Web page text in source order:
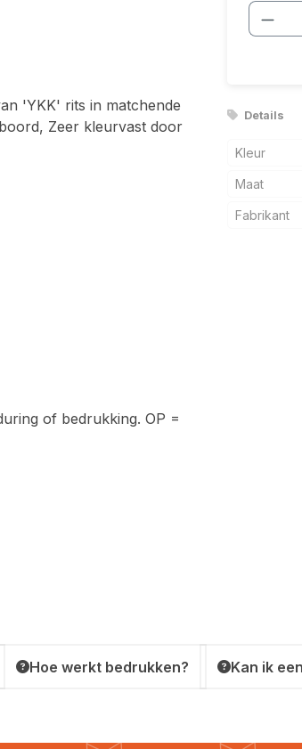
'YKK' rits in matchende
Zeer kleurvast door
of bedrukking. OP =
Details
Kleur
Maat
Fabrikant
Hoe werkt bedrukken? Kan ik